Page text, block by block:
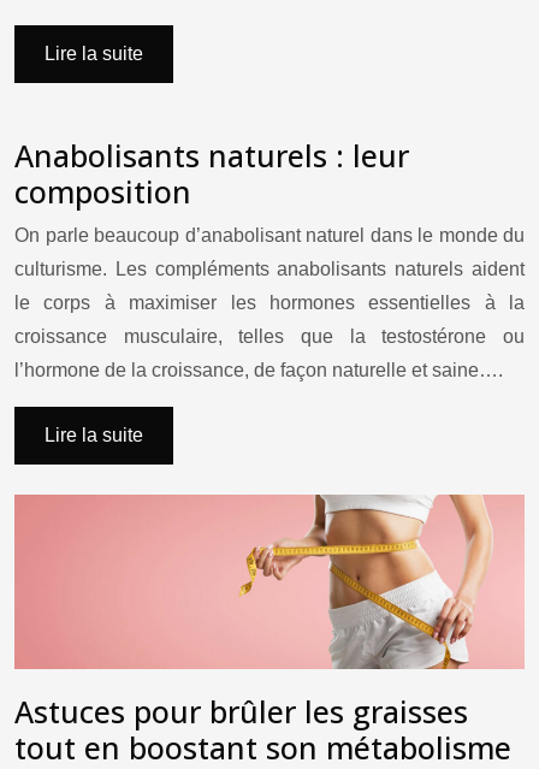
Lire la suite
Anabolisants naturels : leur
composition
On parle beaucoup d’anabolisant naturel dans le monde du
culturisme. Les compléments anabolisants naturels aident
le corps à maximiser les hormones essentielles à la
croissance musculaire, telles que la testostérone ou
l’hormone de la croissance, de façon naturelle et saine….
Lire la suite
Astuces pour brûler les graisses
tout en boostant son métabolisme